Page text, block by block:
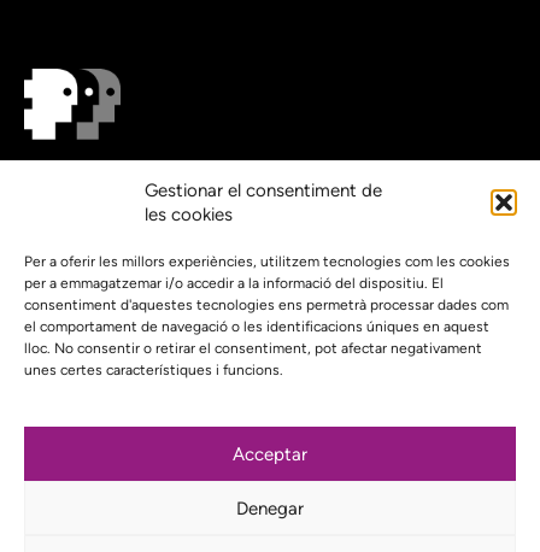
Gestionar el consentiment de
les cookies
Per a oferir les millors experiències, utilitzem tecnologies com les cookies
per a emmagatzemar i/o accedir a la informació del dispositiu. El
consentiment d'aquestes tecnologies ens permetrà processar dades com
el comportament de navegació o les identificacions úniques en aquest
lloc. No consentir o retirar el consentiment, pot afectar negativament
unes certes característiques i funcions.
Acceptar
Denegar
Subscriu-te al nostre butlletí
Política de privacidad
Proyecto web financiado por: